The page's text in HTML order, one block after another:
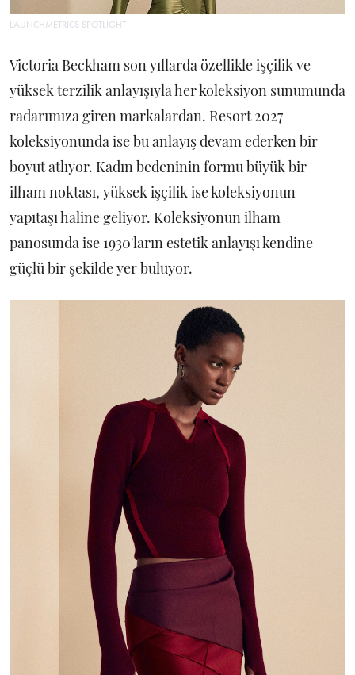
LAUNCHMETRICS SPOTLIGHT
Victoria Beckham son yıllarda özellikle işçilik ve
yüksek terzilik anlayışıyla her koleksiyon sunumunda
radarımıza giren markalardan. Resort 2027
koleksiyonunda ise bu anlayış devam ederken bir
boyut atlıyor. Kadın bedeninin formu büyük bir
ilham noktası, yüksek işçilik ise koleksiyonun
yapıtaşı haline geliyor. Koleksiyonun ilham
panosunda ise 1930'ların estetik anlayışı kendine
güçlü bir şekilde yer buluyor.